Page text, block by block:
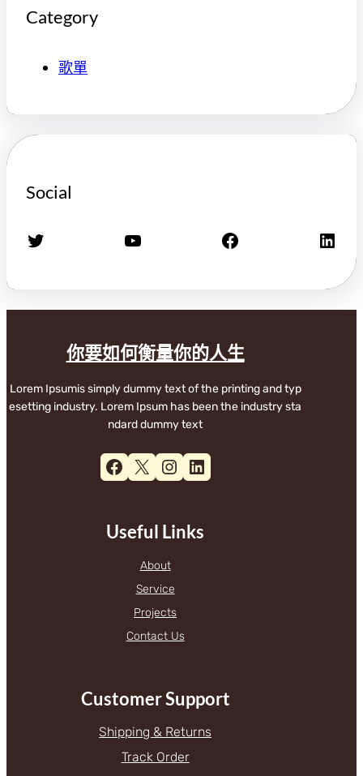
Category
歌單
Social
X YouTube Facebook LinkedIn
你要如何衡量你的人生
Lorem Ipsumis simply dummy text of the printing and typ
esetting industry. Lorem Ipsum has been the industry sta
ndard dummy text
Facebook X Instagram LinkedIn
Useful Links
About
Service
Projects
Contact Us
Customer Support
Shipping & Returns
Track Order